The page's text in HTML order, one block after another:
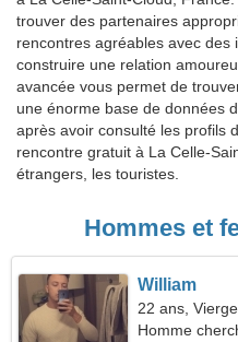
trouver des partenaires
rencontres agréables avec
construire une relation
avancée vous permet de
une énorme base de données
après avoir consulté les profils
rencontre gratuit à La Celle-
étrangers, les touristes.
Hommes et
William
22 ans, Vierge
Homme